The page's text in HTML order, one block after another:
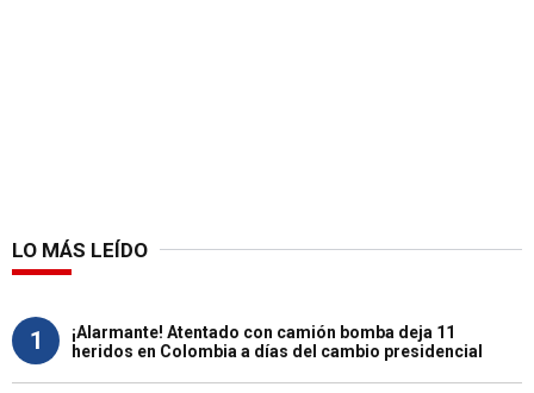
LO MÁS LEÍDO
1
¡Alarmante! Atentado con camión bomba deja 11
heridos en Colombia a días del cambio presidencial